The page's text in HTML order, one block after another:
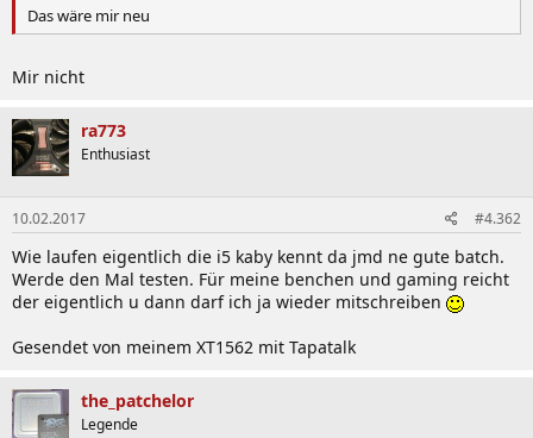
Das wäre mir neu
Mir nicht
ra773
Enthusiast
10.02.2017 #4.362
Wie laufen eigentlich die i5 kaby kennt da jmd ne gute batch.
Werde den Mal testen. Für meine benchen und gaming reicht
der eigentlich u dann darf ich ja wieder mitschreiben
Gesendet von meinem XT1562 mit Tapatalk
the_patchelor
Legende